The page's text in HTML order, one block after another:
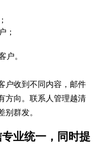
；
户。
户收到不同内容，邮件
方向。联系人管理越清
群发。
业统一，同时提